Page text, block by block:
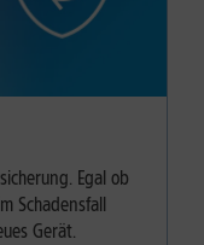
Egal ob
Schadensfall
Gerät.